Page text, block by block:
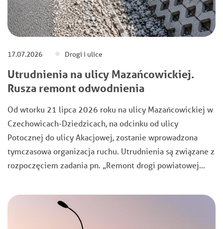
17.07.2026 Drogi i ulice
Utrudnienia na ulicy Mazańcowickiej.
Rusza remont odwodnienia
Od wtorku 21 lipca 2026 roku na ulicy Mazańcowickiej w
Czechowicach-Dziedzicach, na odcinku od ulicy
Potocznej do ulicy Akacjowej, zostanie wprowadzona
tymczasowa organizacja ruchu. Utrudnienia są związane z
rozpoczęciem zadania pn. „Remont drogi powiatowej…